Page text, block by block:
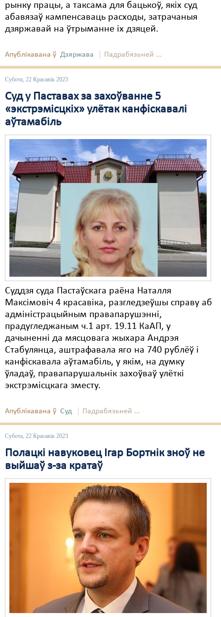
рынку працы, а таксама для бацькоў, якіх суд
абавязаў кампенсаваць расходы, затрачаныя
дзяржавай на ўтрыманне іх дзяцей.
Апублікавана ў Дзяржава Падрабязьней ...
Субота, 22 Красавік 2023
Суд у Паставах за захоўванне 5
«экстрэмісцкіх» улётак канфіскавалі
аўтамабіль
Суддзя суда Пастаўскага раёна Наталля
Максімовіч 4 красавіка, разгледзеўшы справу аб
адміністрацыйным правапарушэнні,
прадугледжаным ч.1 арт. 19.11 КаАП, у
дачыненні да мясцовага жыхара Андрэя
Стабулянца, аштрафавала яго на 740 рублёў і
канфіскавала аўтамабіль, у якім, на думку
ўладаў, правапарушальнік захоўваў улёткі
экстрэмісцкага зместу.
Апублікавана ў Суд Падрабязьней ...
Субота, 22 Красавік 2023
Полацкі навуковец Ігар Бортнік зноў не
выйшаў з-за кратаў